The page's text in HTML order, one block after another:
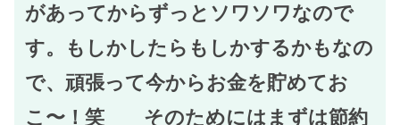
があってからずっとソワソワなので
す。もしかしたらもしかするかもなの
で、頑張って今からお金を貯めてお
こ〜！笑 そのためにはまずは節約